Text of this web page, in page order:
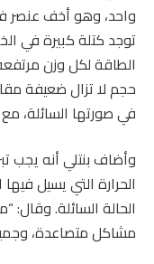
واحد، وهو أخف عنصر
توجد كتلة كبيرة في
الطاقة لكل وزن
حجم لا تزال ضعيفة
في صورتها السائلة، مع
وأضاف بنتلي أنه يجب
الحرارة التي يسيل
الحالة السائلة.
مشاكل متصاعدة،